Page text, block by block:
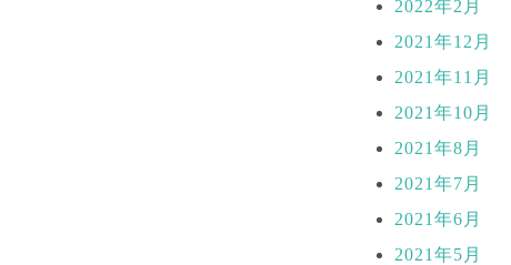
2022年2月
2021年12月
2021年11月
2021年10月
2021年8月
2021年7月
2021年6月
2021年5月